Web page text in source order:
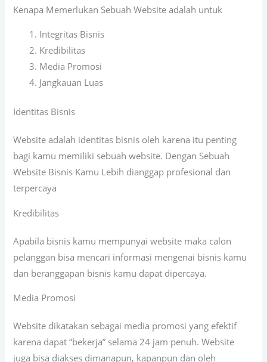
Kenapa Memerlukan Sebuah Website adalah untuk
Integritas Bisnis
Kredibilitas
Media Promosi
Jangkauan Luas
Identitas Bisnis
Website adalah identitas bisnis oleh karena itu penting
bagi kamu memiliki sebuah website. Dengan Sebuah
Website Bisnis Kamu Lebih dianggap profesional dan
terpercaya
Kredibilitas
Apabila bisnis kamu mempunyai website maka calon
pelanggan bisa mencari informasi mengenai bisnis kamu
dan beranggapan bisnis kamu dapat dipercaya.
Media Promosi
Website dikatakan sebagai media promosi yang efektif
karena dapat “bekerja” selama 24 jam penuh. Website
juga bisa diakses dimanapun, kapanpun dan oleh